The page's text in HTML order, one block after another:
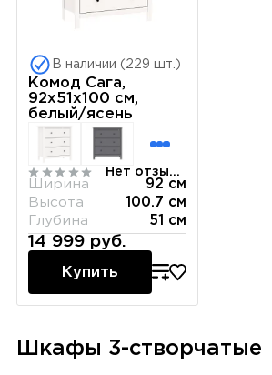
В наличии (229 шт.)
Комод Сага,
92х51х100 см,
белый/ясень
Нет отзывов
Ширина
92 см
Высота
100.7 см
Глубина
51 см
14 999 руб.
Купить
Шкафы 3-створчатые